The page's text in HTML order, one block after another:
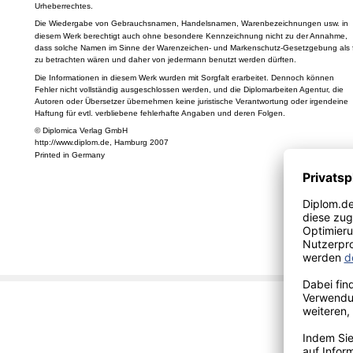
Urheberrechtes.
Die Wiedergabe von Gebrauchsnamen, Handelsnamen, Warenbezeichnungen usw. in
diesem Werk berechtigt auch ohne besondere Kennzeichnung nicht zu der Annahme,
dass solche Namen im Sinne der Warenzeichen- und Markenschutz-Gesetzgebung als
zu betrachten wären und daher von jedermann benutzt werden dürften.
Die Informationen in diesem Werk wurden mit Sorgfalt erarbeitet. Dennoch können
Fehler nicht vollständig ausgeschlossen werden, und die Diplomarbeiten Agentur, die
Autoren oder Übersetzer übernehmen keine juristische Verantwortung oder irgendeine
Haftung für evtl. verbliebene fehlerhafte Angaben und deren Folgen.
© Diplomica Verlag GmbH
http://www.diplom.de, Hamburg 2007
Printed in Germany